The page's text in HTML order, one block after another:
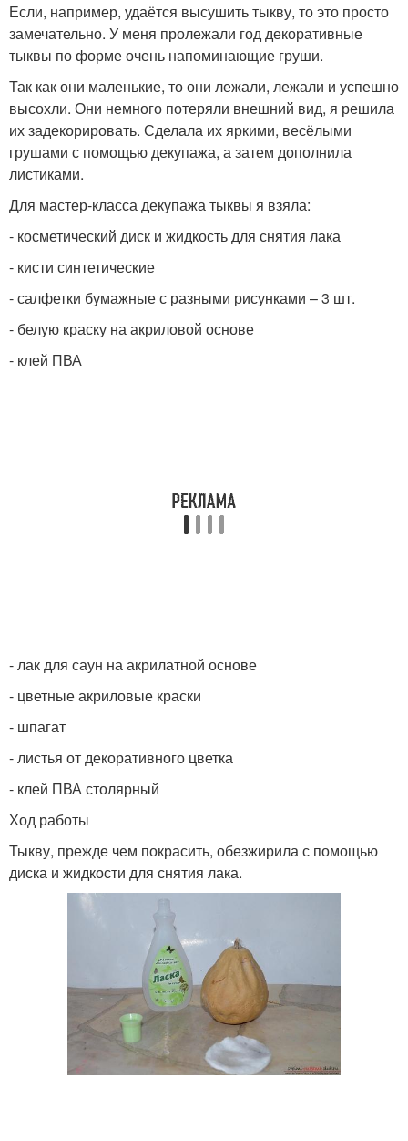
Если, например, удаётся высушить тыкву, то это просто
замечательно. У меня пролежали год декоративные
тыквы по форме очень напоминающие груши.
Так как они маленькие, то они лежали, лежали и успешно
высохли. Они немного потеряли внешний вид, я решила
их задекорировать. Сделала их яркими, весёлыми
грушами с помощью декупажа, а затем дополнила
листиками.
Для мастер-класса декупажа тыквы я взяла:
- косметический диск и жидкость для снятия лака
- кисти синтетические
- салфетки бумажные с разными рисунками – 3 шт.
- белую краску на акриловой основе
- клей ПВА
- лак для саун на акрилатной основе
- цветные акриловые краски
- шпагат
- листья от декоративного цветка
- клей ПВА столярный
Ход работы
Тыкву, прежде чем покрасить, обезжирила с помощью
диска и жидкости для снятия лака.